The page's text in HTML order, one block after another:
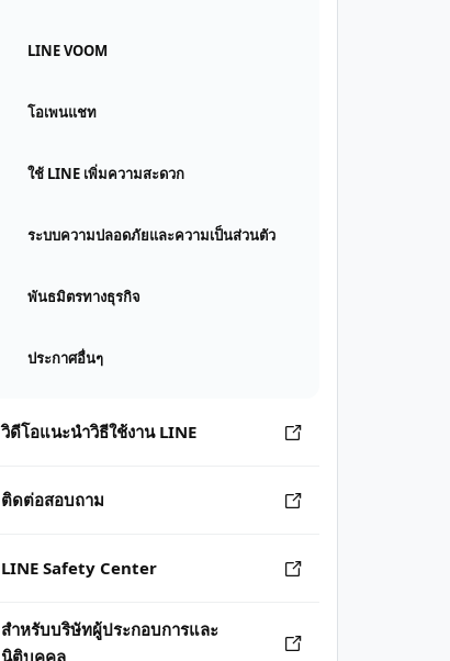
LINE VOOM
โอเพนแชท
ใช้ LINE เพิ่มความสะดวก
ระบบความปลอดภัยและความเป็นส่วนตัว
พันธมิตรทางธุรกิจ
ประกาศอื่นๆ
วิดีโอแนะนำวิธีใช้งาน LINE
ติดต่อสอบถาม
LINE Safety Center
สำหรับบริษัทผู้ประกอบการและ
นิติบุคคล